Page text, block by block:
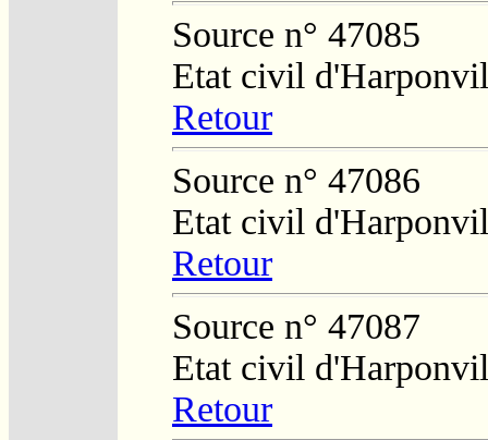
Source n° 47085
Etat civil
Retour
Source n° 47086
Etat civil
Retour
Source n° 47087
Etat civil
Retour